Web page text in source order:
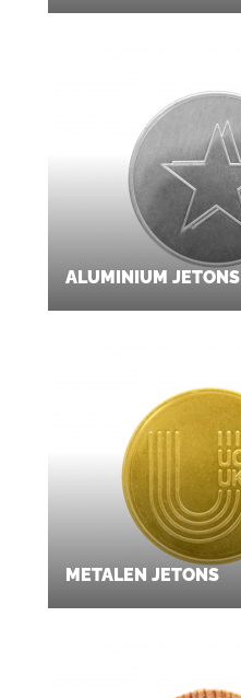
ALUMINIUM JETONS
METALEN JETONS